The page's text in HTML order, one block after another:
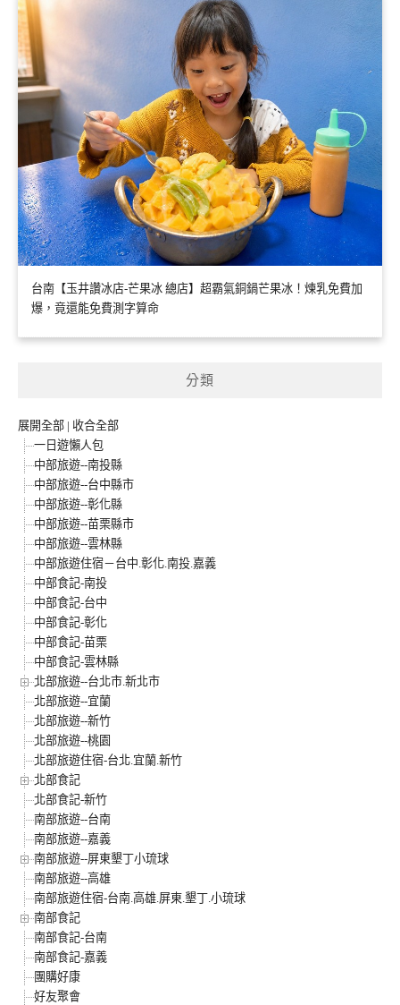
台南【玉井讚冰店-芒果冰 總店】超霸氣銅鍋芒果冰！煉乳免費加
爆，竟還能免費測字算命
分類
展開全部 | 收合全部
一日遊懶人包
中部旅遊--南投縣
中部旅遊--台中縣市
中部旅遊--彰化縣
中部旅遊--苗栗縣市
中部旅遊--雲林縣
中部旅遊住宿－台中.彰化.南投.嘉義
中部食記-南投
中部食記-台中
中部食記-彰化
中部食記-苗栗
中部食記-雲林縣
北部旅遊--台北市.新北市
北部旅遊--宜蘭
北部旅遊--新竹
北部旅遊--桃園
北部旅遊住宿-台北.宜蘭.新竹
北部食記
北部食記-新竹
南部旅遊--台南
南部旅遊--嘉義
南部旅遊--屏東墾丁小琉球
南部旅遊--高雄
南部旅遊住宿-台南.高雄.屏東.墾丁.小琉球
南部食記
南部食記-台南
南部食記-嘉義
團購好康
好友聚會